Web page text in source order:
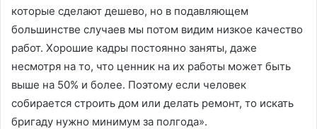
которые сделают дешево, но в подавляющем
большинстве случаев мы потом видим низкое качество
работ. Хорошие кадры постоянно заняты, даже
несмотря на то, что ценник на их работы может быть
выше на 50% и более. Поэтому если человек
собирается строить дом или делать ремонт, то искать
бригаду нужно минимум за полгода».